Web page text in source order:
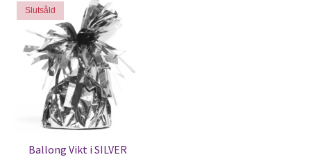
Slutsåld
Ballong Vikt i SILVER